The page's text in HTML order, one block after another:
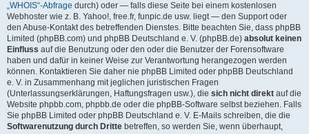
„WHOIS“-Abfrage durch) oder — falls diese Seite bei einem kostenlosen
Webhoster wie z. B. Yahoo!, free.fr, funpic.de usw. liegt — den Support oder
den Abuse-Kontakt des betreffenden Dienstes. Bitte beachten Sie, dass phpBB
Limited (phpBB.com) und phpBB Deutschland e. V. (phpBB.de) absolut keinen
Einfluss auf die Benutzung oder den oder die Benutzer der Forensoftware
haben und dafür in keiner Weise zur Verantwortung herangezogen werden
können. Kontaktieren Sie daher nie phpBB Limited oder phpBB Deutschland
e. V. in Zusammenhang mit jeglichen juristischen Fragen
(Unterlassungserklärungen, Haftungsfragen usw.), die sich nicht direkt auf die
Website phpbb.com, phpbb.de oder die phpBB-Software selbst beziehen. Falls
Sie phpBB Limited oder phpBB Deutschland e. V. E-Mails schreiben, die die
Softwarenutzung durch Dritte betreffen, so werden Sie, wenn überhaupt,